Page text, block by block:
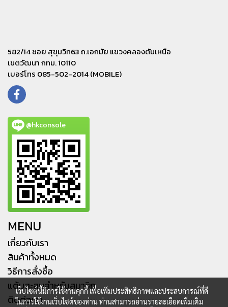
582/14 ซอย สุขุมวิท63 ถ.เอกมัย แขวงคลองตันเหนือ
เขตวัฒนา กทม. 10110
เบอร์โทร 085-502-2014 (MOBILE)
@hkconsole
MENU
เกี่ยวกับเรา
สินค้าทั้งหมด
วิธีการสั่งซื้อ
แต้มสะสมสำหรับสมาชิก
ติดต่อเรา
เว็บไซต์นี้มีการใช้งานคุกกี้ เพื่อเพิ่มประสิทธิภาพและประสบการณ์ที่ดี
ในการใช้งานเว็บไซต์ของท่าน ท่านสามารถอ่านรายละเอียดเพิ่มเติม